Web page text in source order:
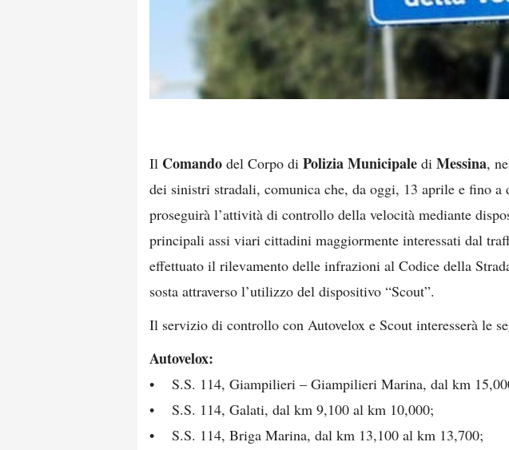
Il Comando del Corpo di Polizia Municipale di Messina,
dei sinistri stradali, comunica che, da oggi, 13 aprile e fino a
proseguirà l’attività di controllo della velocità mediante
principali assi viari cittadini maggiormente interessati dal
effettuato il rilevamento delle infrazioni al Codice della
sosta attraverso l’utilizzo del dispositivo “Scout”.
Il servizio di controllo con Autovelox e Scout interesserà le
Autovelox:
• S.S. 114, Giampilieri – Giampilieri Marina, dal km
• S.S. 114, Galati, dal km 9,100 al km 10,000;
• S.S. 114, Briga Marina, dal km 13,100 al km 13,700;